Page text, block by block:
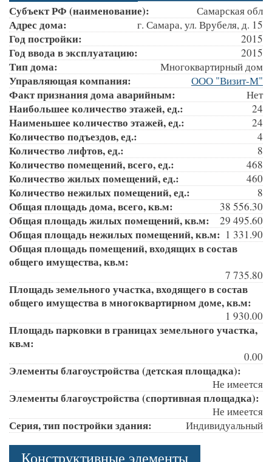
Субъект РФ (наименование): Самарская обл
Адрес дома: г. Самара, ул. Врубеля, д. 15
Год постройки: 2015
Год ввода в эксплуатацию: 2015
Тип дома: Многоквартирный дом
Управляющая компания: ООО "Визит-М"
Факт признания дома аварийным: Нет
Наибольшее количество этажей, ед.: 24
Наименьшее количество этажей, ед.: 24
Количество подъездов, ед.: 4
Количество лифтов, ед.: 8
Количество помещений, всего, ед.: 468
Количество жилых помещений, ед.: 460
Количество нежилых помещений, ед.: 8
Общая площадь дома, всего, кв.м: 38 556.30
Общая площадь жилых помещений, кв.м: 29 495.60
Общая площадь нежилых помещений, кв.м: 1 331.90
Общая площадь помещений, входящих в состав
общего имущества, кв.м:
7 735.80
Площадь земельного участка, входящего в состав
общего имущества в многоквартирном доме, кв.м:
1 930.00
Площадь парковки в границах земельного участка,
кв.м:
0.00
Элементы благоустройства (детская площадка):
Не имеется
Элементы благоустройства (спортивная площадка):
Не имеется
Серия, тип постройки здания: Индивидуальный
Конструктивные элементы